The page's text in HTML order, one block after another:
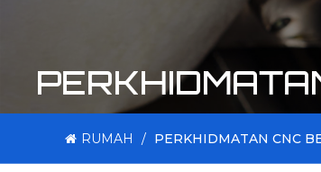
RUMAH / PERKHIDMATAN CNC